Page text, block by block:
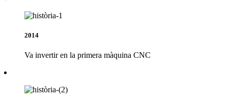
2014
Va invertir en la primera màquina CNC